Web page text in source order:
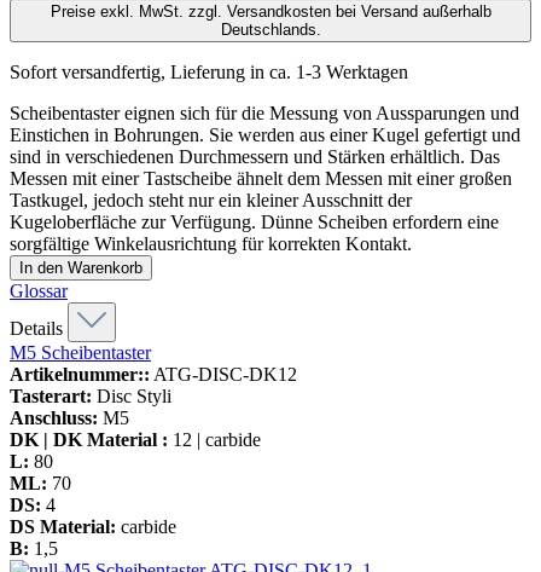
Preise exkl. MwSt. zzgl. Versandkosten bei Versand außerhalb
Deutschlands.
Sofort versandfertig, Lieferung in ca. 1-3 Werktagen
Scheibentaster eignen sich für die Messung von Aussparungen und
Einstichen in Bohrungen. Sie werden aus einer Kugel gefertigt und
sind in verschiedenen Durchmessern und Stärken erhältlich. Das
Messen mit einer Tastscheibe ähnelt dem Messen mit einer großen
Tastkugel, jedoch steht nur ein kleiner Ausschnitt der
Kugeloberfläche zur Verfügung. Dünne Scheiben erfordern eine
sorgfältige Winkelausrichtung für korrekten Kontakt.
In den Warenkorb
Glossar
Details
M5 Scheibentaster
Artikelnummer:: ATG-DISC-DK12
Tasterart: Disc Styli
Anschluss: M5
DK | DK Material : 12 | carbide
L: 80
ML: 70
DS: 4
DS Material: carbide
B: 1,5